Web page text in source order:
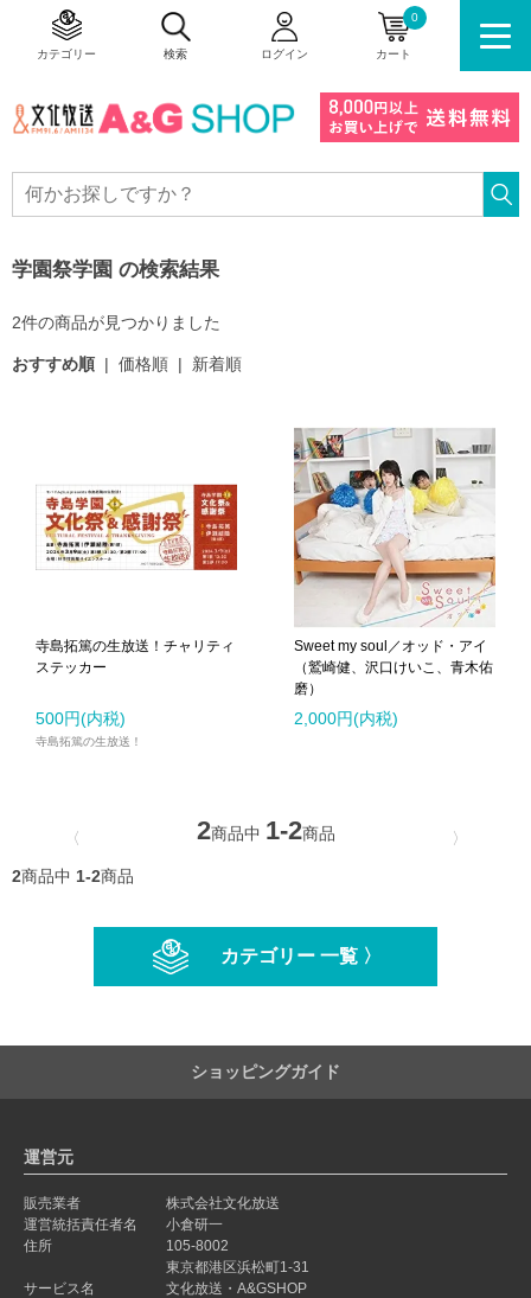
カート
0
ログイン
検索
カテゴリー
学園祭学園 の検索結果
2件の商品が見つかりました
おすすめ順 | 価格順 | 新着順
寺島拓篤の生放送！チャリティ
ステッカー
500円(内税)
寺島拓篤の生放送！
Sweet my soul／オッド・アイ
（鷲崎健、沢口けいこ、青木佑
磨）
2,000円(内税)
〈 2商品中 1-2商品
〉
2商品中 1-2商品
カテゴリー 一覧 〉
ショッピングガイド
運営元
販売業者
株式会社文化放送
運営統括責任者名
小倉研一
住所
105-8002
東京都港区浜松町1-31
サービス名
文化放送・A&GSHOP